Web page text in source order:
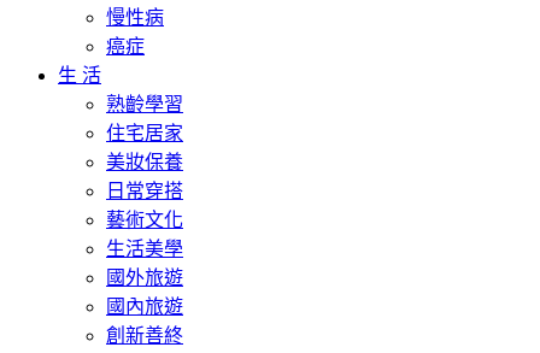
慢性病
癌症
生 活
熟齡學習
住宅居家
美妝保養
日常穿搭
藝術文化
生活美學
國外旅遊
國內旅遊
創新善終